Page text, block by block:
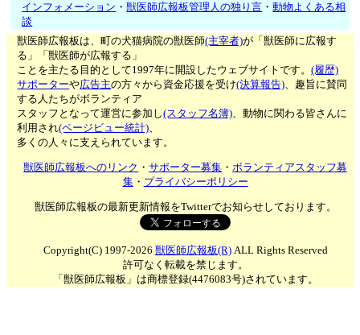
インフォメーション ・獣医師広報板管理人の独り言 ・動物よくある相
談
獣医師広報板は、町の犬猫病院の獣医師(主宰者)が「獣医師に広報す
る」「獣医師が広報する」
ことを主たる目的として1997年に開設したウェブサイトです。(履歴)
サポーターや広告主の方々から資金応援を受け(決算報告)、趣旨に賛同
する人たちがボランティア
スタッフとなって運営に参加し(スタッフ名簿)、動物に関わる皆さんに
利用され(ページビュー統計)、
多くの人々に支えられています。
獣医師広報板へのリンク ・サポーター募集 ・ボランティアスタッフ募
集・ プライバシーポリシー
獣医師広報板の最新更新情報をTwitterでお知らせしております。
Copyright(C) 1997-2026 獣医師広報板(R)ALL Rights Reserved
許可なく転載を禁じます。
「獣医師広報板」は商標登録(4476083号)されています。